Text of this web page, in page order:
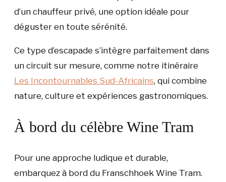
d’un chauffeur privé, une option idéale pour
déguster en toute sérénité.
Ce type d’escapade s’intègre parfaitement dans
un circuit sur mesure, comme notre itinéraire
Les Incontournables Sud-Africains, qui combine
nature, culture et expériences gastronomiques.
À bord du célèbre Wine Tram
Pour une approche ludique et durable,
embarquez à bord du Franschhoek Wine Tram.